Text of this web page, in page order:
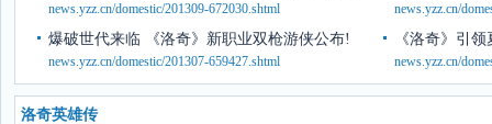
news.yzz.cn/domestic/201309-672030.shtml news.yzz.cn/
爆破世代来临 《洛奇》新职业双枪游侠公布!
news.yzz.cn/domestic/201307-659427.shtml
《洛奇》引
news.yzz.cn/
洛奇英雄传